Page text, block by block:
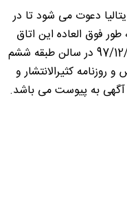
دعوت می شود تا در
فوق العاده این اتاق
که در ساعت 13:00 روز یکشنبه مورخ 97/12/26 در سالن طبقه ششم
روزنامه کثیرالانتشار و
آگهی به پیوست می باشد.